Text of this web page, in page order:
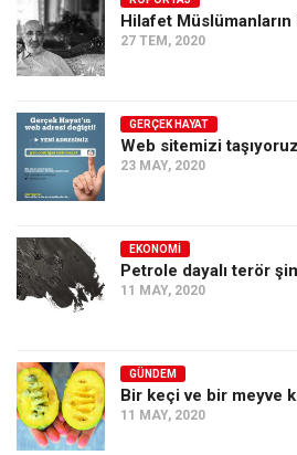
Ekonomi
Spor
Sağlık
Gıda-Beslenme
Türkiye
Siyaset
Dünya
Asya
Hilafet
27 TEM, 2020
GERÇEK HAYAT
Web sitemizi
23 MAY, 2020
EKONOMI
Petrole dayalı terör
11 MAY, 2020
GÜNDEM
Bir keçi ve bir meyve
11 MAY, 2020